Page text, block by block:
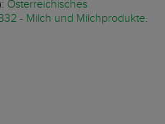
Österreichisches
- Milch und Milchprodukte.